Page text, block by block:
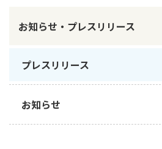
お知らせ・プレスリリース
プレスリリース
お知らせ